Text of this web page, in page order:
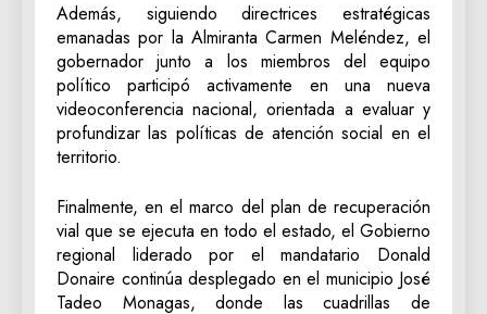
Además, siguiendo directrices estratégicas
emanadas por la Almiranta Carmen Meléndez, el
gobernador junto a los miembros del equipo
político participó activamente en una nueva
videoconferencia nacional, orientada a evaluar y
profundizar las políticas de atención social en el
territorio.
Finalmente, en el marco del plan de recuperación
vial que se ejecuta en todo el estado, el Gobierno
regional liderado por el mandatario Donald
Donaire continúa desplegado en el municipio José
Tadeo Monagas, donde las cuadrillas de